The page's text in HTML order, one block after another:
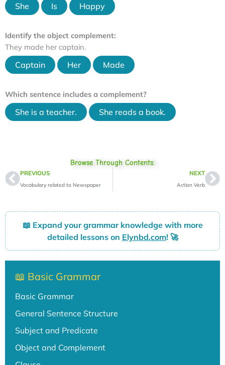
She Is Happy
Identify the object complement:
They made her captain.
Captain Her Made
Which sentence includes a complement?
She is a teacher. She reads a book.
Browse Through Contents:
PrevPREVIOUS
Vocabulary related to Newspaper
NEXT
Action Verb
📖 Expand your grammar knowledge with more
detailed lessons on Elynbd.com! 🚀
📖 Basic Grammar
Basic Grammar
General Sentence Structure
Subject and Predicate
Object and Complement